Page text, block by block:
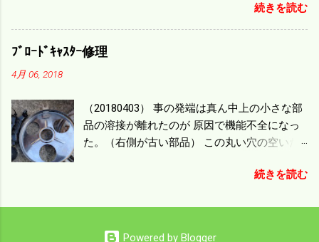
のがある。キャビン付きだから一度は乗って
みたいと思う。 町内では5条刈りの100㎰で作
業する人がいる。 秋作業は儲かるというのが
ず米より2倍近い値段になる。 後で選別するの
には手間がかかるので 一度に選別するやり方
を随分前からこの方式にした。 今年は酒米30
㎏を40袋したところで未熟が3袋出る。 1.85ｍ
めるほど忙しい。 広島県の作況指数は98だと
いう。 実感としては90が正しいと思うが こん
な年はくず米が多い。 食協という米を扱う会
と8月の酷暑、あげくウンカの被害と トリプル
つ。 僕の最終作況指数はどんなことになるの
続きを読む
ﾌﾞﾛｰﾄﾞｷｬｽﾀｰ修理
4月 06, 2018
（20180403） 事の発端は真ん中上の小さな部
品の溶接が離れたのが 原因で機能不全になっ
た。（右側が古い部品） この丸い穴の空いた
下を調整するシャッターになっている。 シャ
は全く使えなくなった。 部品のステンレスの
続きを読む
Powered by Blogger